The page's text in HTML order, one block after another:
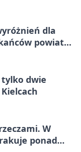
dla
powiatu
tylko dwie
W
ponad